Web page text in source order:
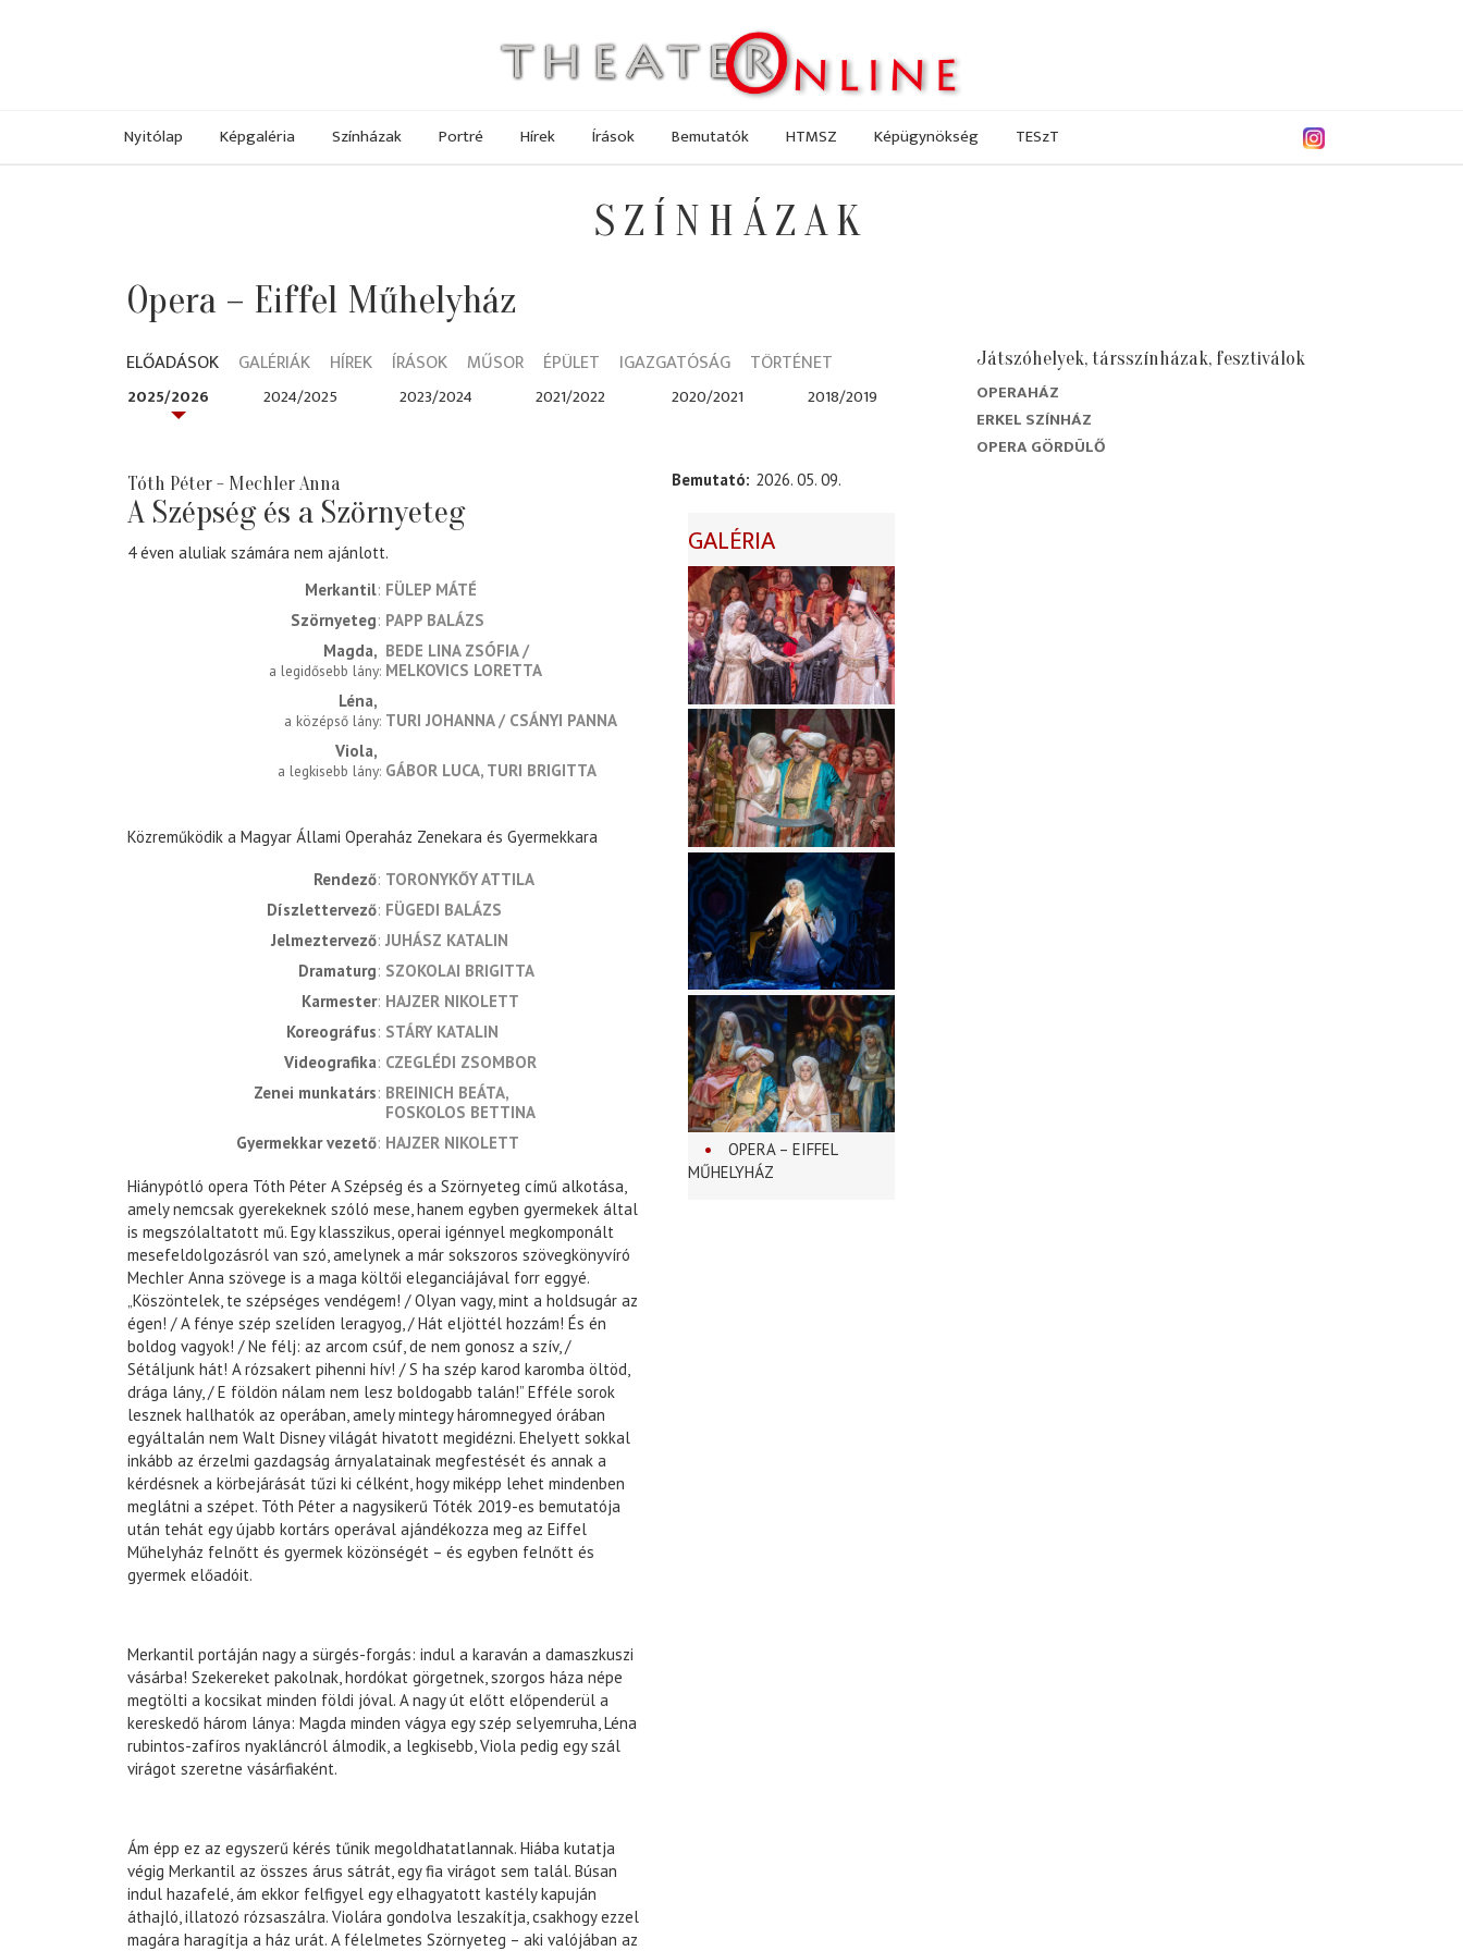
Nyitólap Képgaléria Színházak Portré Hírek Írások Bemutatók HTMSZ Képügynökség TESzT
SZÍNHÁZAK
Opera – Eiffel Műhelyház
ELŐADÁSOK GALÉRIÁK HÍREK ÍRÁSOK MŰSOR ÉPÜLET IGAZGATÓSÁG TÖRTÉNET
2025/2026 2024/2025 2023/2024 2021/2022 2020/2021 2018/2019
Tóth Péter - Mechler Anna
A Szépség és a Szörnyeteg
4 éven aluliak számára nem ajánlott.
Merkantil FÜLEP MÁTÉ
Szörnyeteg PAPP BALÁZS
Magda
a legidősebb lány
BEDE LINA ZSÓFIA
MELKOVICS LORETTA
Léna
a középső lány TURI JOHANNA
CSÁNYI PANNA
Viola
a legkisebb lány GÁBOR LUCA TURI BRIGITTA
Közreműködik a Magyar Állami Operaház Zenekara és Gyermekkara
rendező TORONYKŐY ATTILA
díszlettervező FÜGEDI BALÁZS
jelmeztervező JUHÁSZ KATALIN
dramaturg SZOKOLAI BRIGITTA
karmester HAJZER NIKOLETT
koreográfus STÁRY KATALIN
videografika CZEGLÉDI ZSOMBOR
zenei munkatárs BREINICH BEÁTA
FOSKOLOS BETTINA
gyermekkar vezető HAJZER NIKOLETT
Hiánypótló opera Tóth Péter A Szépség és a Szörnyeteg című alkotása,
amely nemcsak gyerekeknek szóló mese, hanem egyben gyermekek által
is megszólaltatott mű. Egy klasszikus, operai igénnyel megkomponált
mesefeldolgozásról van szó, amelynek a már sokszoros szövegkönyvíró
Mechler Anna szövege is a maga költői eleganciájával forr eggyé.
„Köszöntelek, te szépséges vendégem! / Olyan vagy, mint a holdsugár az
égen! / A fénye szép szelíden leragyog, / Hát eljöttél hozzám! És én
boldog vagyok! / Ne félj: az arcom csúf, de nem gonosz a szív, /
Sétáljunk hát! A rózsakert pihenni hív! / S ha szép karod karomba öltöd,
drága lány, / E földön nálam nem lesz boldogabb talán!” Efféle sorok
lesznek hallhatók az operában, amely mintegy háromnegyed órában
egyáltalán nem Walt Disney világát hivatott megidézni. Ehelyett sokkal
inkább az érzelmi gazdagság árnyalatainak megfestését és annak a
kérdésnek a körbejárását tűzi ki célként, hogy miképp lehet mindenben
meglátni a szépet. Tóth Péter a nagysikerű Tóték 2019-es bemutatója
után tehát egy újabb kortárs operával ajándékozza meg az Eiffel
Műhelyház felnőtt és gyermek közönségét – és egyben felnőtt és
gyermek előadóit.
Merkantil portáján nagy a sürgés-forgás: indul a karaván a damaszkuszi
vásárba! Szekereket pakolnak, hordókat görgetnek, szorgos háza népe
megtölti a kocsikat minden földi jóval. A nagy út előtt előpenderül a
kereskedő három lánya: Magda minden vágya egy szép selyemruha, Léna
rubintos-zafíros nyakláncról álmodik, a legkisebb, Viola pedig egy szál
virágot szeretne vásárfiaként.
Ám épp ez az egyszerű kérés tűnik megoldhatatlannak. Hiába kutatja
végig Merkantil az összes árus sátrát, egy fia virágot sem talál. Búsan
indul hazafelé, ám ekkor felfigyel egy elhagyatott kastély kapuján
áthajló, illatozó rózsaszálra. Violára gondolva leszakítja, csakhogy ezzel
magára haragítja a ház urát. A félelmetes Szörnyeteg – aki valójában az
Bemutató 2026. 05. 09.
GALÉRIA
OPERA – EIFFEL
MŰHELYHÁZ
Játszóhelyek, társszínházak, fesztiválok
OPERAHÁZ
ERKEL SZÍNHÁZ
OPERA GÖRDÜLŐ